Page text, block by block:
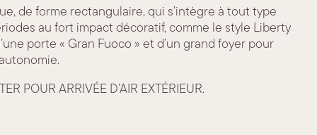
de forme rectangulaire, qui s’intègre à tout type
au fort impact décoratif, comme le style Liberty
porte « Gran Fuoco » et d’un grand foyer pour
POUR ARRIVÉE D’AIR EXTÉRIEUR.